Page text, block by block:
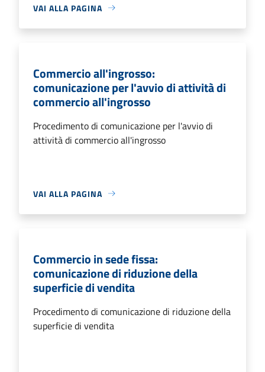
VAI ALLA PAGINA
Commercio all'ingrosso:
comunicazione per l'avvio di attività di
commercio all'ingrosso
Procedimento di comunicazione per l'avvio di
attività di commercio all'ingrosso
VAI ALLA PAGINA
Commercio in sede fissa:
comunicazione di riduzione della
superficie di vendita
Procedimento di comunicazione di riduzione della
superficie di vendita